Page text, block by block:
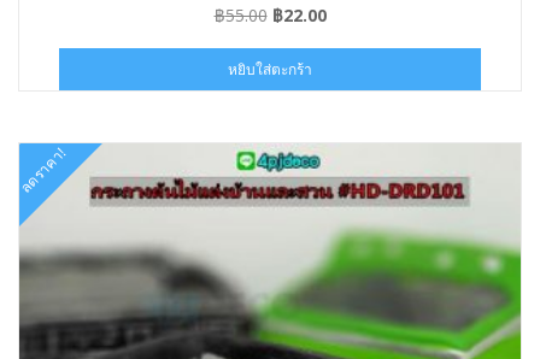
฿55.00 Original
was:
฿55.00.
฿22.00Current
฿22.00.
หยิบใส่ตะกร้า
ลดราคา!